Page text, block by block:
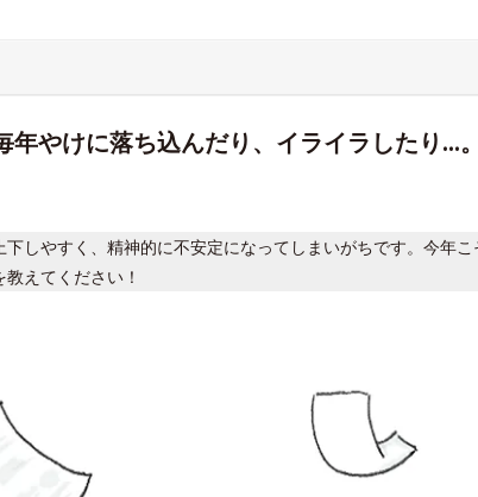
年やけに落ち込んだり、イライラしたり…
しやすく、精神的に不安定になってしまいがちです。今年
えてください！